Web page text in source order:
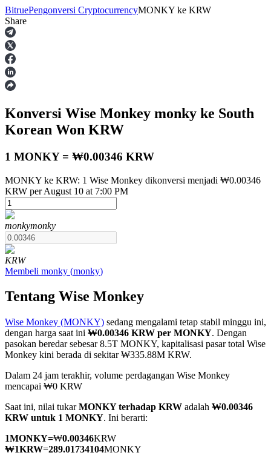
Berjangka
USDT Berjangka
COIN-M Berjangka
Mata Uang Kripto Berjangka
TradFi
Derivatif saham, forex, logam mulia, dan komoditas
BitruePengonversi CryptocurrencyMONKY ke KRW
Share
Konversi Wise Monkey monky ke South
Korean Won KRW
1 MONKY = ₩0.00346 KRW
MONKY ke KRW: 1 Wise Monkey dikonversi menjadi ₩0.00346
KRW per August 10 at 7:00 PM
monkymonky
KRW
Membeli monky (monky)
Tentang Wise Monkey
Wise Monkey (MONKY) sedang mengalami tetap stabil minggu ini,
dengan harga saat ini ₩0.00346 KRW per MONKY. Dengan
pasokan beredar sebesar 8.5T MONKY, kapitalisasi pasar total Wise
Monkey kini berada di sekitar ₩335.88M KRW.
Dalam 24 jam terakhir, volume perdagangan Wise Monkey
mencapai ₩0 KRW
Saat ini, nilai tukarMONKY terhadap KRW adalah ₩0.00346
KRW untuk 1 MONKY. Ini berarti:
1MONKY=₩0.00346KRW
₩1KRW=289.01734104MONKY